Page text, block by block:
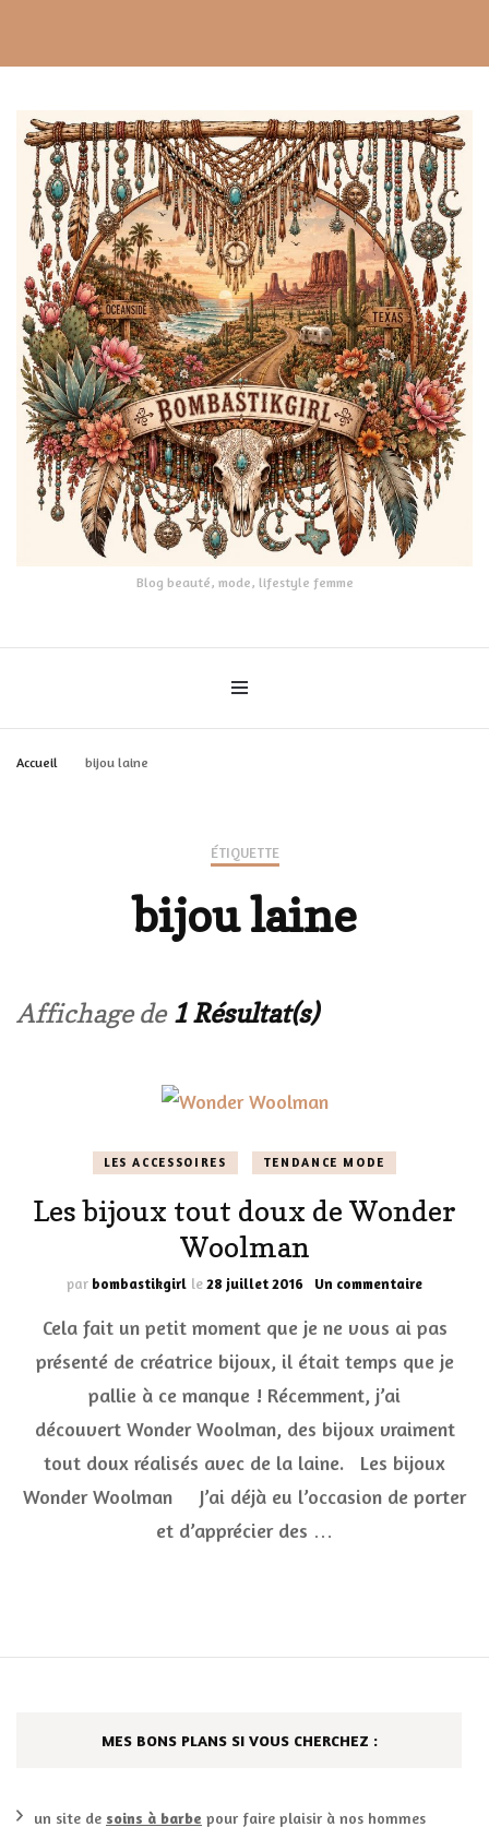
Blog beauté, mode, lifestyle femme
Accueil bijou laine
ÉTIQUETTE
bijou laine
Affichage de 1 Résultat(s)
LES ACCESSOIRES TENDANCE MODE
Les bijoux tout doux de Wonder
Woolman
par bombastikgirl le28 juillet 2016 Un commentairesur
bijoux
doux
Woolman
Cela fait un petit moment que je ne vous ai pas
présenté de créatrice bijoux, il était temps que je
pallie à ce manque ! Récemment, j’ai
découvert Wonder Woolman, des bijoux vraiment
tout doux réalisés avec de la laine. Les bijoux
Wonder Woolman J’ai déjà eu l’occasion de porter
et d’apprécier des …
MES BONS PLANS SI VOUS CHERCHEZ :
un site de soins à barbe pour faire plaisir à nos hommes